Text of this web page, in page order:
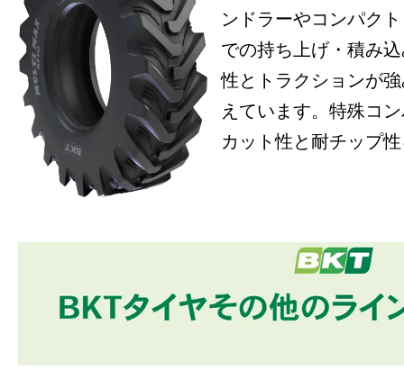
ンドラーやコンパク
での持ち上げ・積み
性とトラクションが
えています。特殊コ
カット性と耐チップ